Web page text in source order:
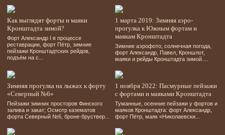
Как выглядят форты и маяки
Кронштадта зимой?
Форт Александр І в процессе
реставрации, форт Пётр, зимние
пейзажи Кронштадтских рейдов,
подъём на с...
1 марта 2019: Зимняя аэро-
прогулка к Южным фортам и
маякам Кронштадта
Зимние аэрофото, солнечная погода,
форт Александр, Павел, Кроншлот,
маяки и рейды Кронштадта зимой....
Зимняя прогулка на лыжах к форту
«Северный №6»
Пейзажи зимних просторов Финского
залива и закат; Осмотр казематов
форта Северный №6, броне-бруствер...
1 ноября 2022: Пасмурные пейзажи
с фортами и маяками Кронштадта
Туманные, осенние пейзажи у фортов и
маяков Кронштадта: форт Александр,
форт Пётр, маяк «Николаевски...